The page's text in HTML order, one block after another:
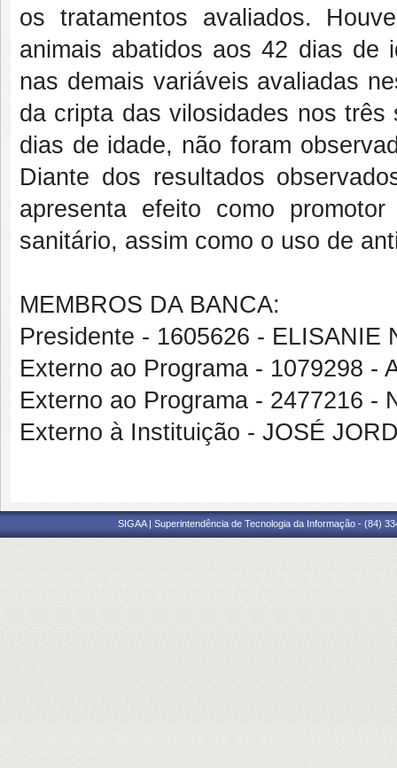
os tratamentos avaliados.
animais abatidos aos 42 dias de
nas demais variáveis avaliadas
da cripta das vilosidades nos
dias de idade, não foram
Diante dos resultados
apresenta efeito como
sanitário, assim como o uso de
MEMBROS DA BANCA:
Presidente - 1605626 - ELISANIE
Externo ao Programa - 1079298 -
Externo ao Programa - 2477216 -
Externo à Instituição - JOSÉ
SIGAA | Superintendência de Tecnologia da Informação - (84)